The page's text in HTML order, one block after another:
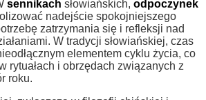
sennikach słowiańskich, odpoczynek
nadejście spokojniejszego
zatrzymania się i refleksji nad
W tradycji słowiańskiej, czas
elementem cyklu życia, co
rytuałach i obrzędach związanych z
roku.